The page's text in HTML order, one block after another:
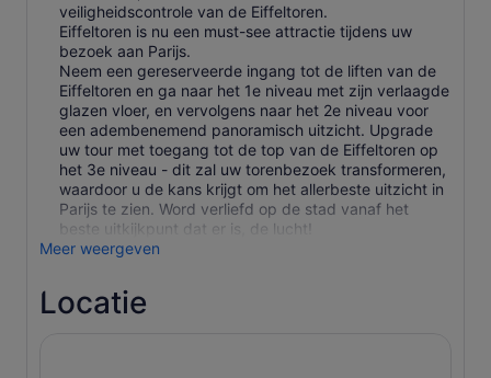
veiligheidscontrole van de Eiffeltoren.
Eiffeltoren is nu een must-see attractie tijdens uw
bezoek aan Parijs.
Neem een gereserveerde ingang tot de liften van de
Eiffeltoren en ga naar het 1e niveau met zijn verlaagde
glazen vloer, en vervolgens naar het 2e niveau voor
een adembenemend panoramisch uitzicht. Upgrade
uw tour met toegang tot de top van de Eiffeltoren op
het 3e niveau - dit zal uw torenbezoek transformeren,
waardoor u de kans krijgt om het allerbeste uitzicht in
Parijs te zien. Word verliefd op de stad vanaf het
beste uitkijkpunt dat er is, de lucht!
Meer weergeven
Locatie